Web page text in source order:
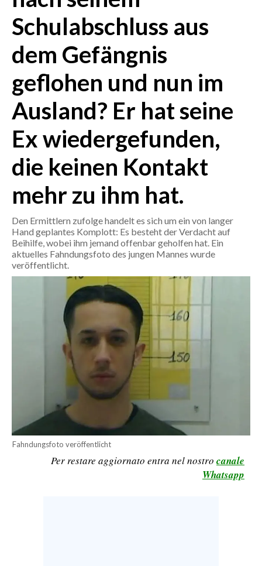
CRONACA
ITALIA
MONDO
POLITICA
ECONOMIA
SERVIZI ALLE IMPRESE
LAVORO
SPORT
RISULTATI E CLASSIFICHE
CALCIO
CALCIO REGIONALE
SPETTACOLI
Schulabschluss aus
dem Gefängnis
geflohen und nun im
Ausland? Er hat seine
Ex wiedergefunden,
die keinen Kontakt
mehr zu ihm hat.
Den Ermittlern zufolge handelt es sich um ein von langer
Hand geplantes Komplott: Es besteht der Verdacht auf
Beihilfe, wobei ihm jemand offenbar geholfen hat. Ein
aktuelles Fahndungsfoto des jungen Mannes wurde
veröffentlicht.
Fahndungsfoto veröffentlicht
Per restare aggiornato entra nel nostro canale
Whatsapp